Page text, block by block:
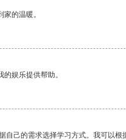
的温暖。
娱乐提供帮助。
己的需求选择学习方式。我可以根